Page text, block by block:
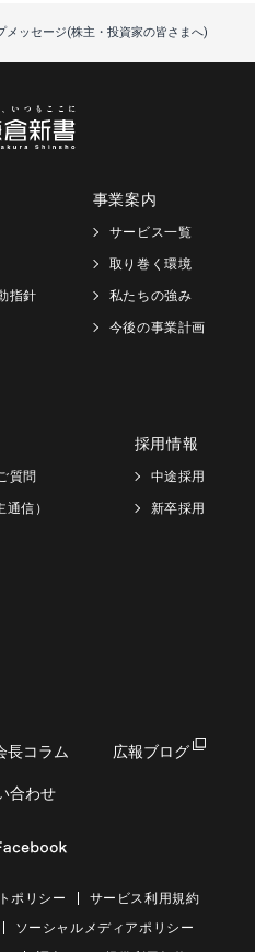
メッセージ(株主・投資家の皆さまへ)
指針
事業案内
サービス一覧
取り巻く環境
私たちの強み
今後の事業計画
質問
信）
採用情報
中途採用
新卒採用
長コラム 広報ブログ
合わせ
ポリシー
サービス利用規約
ソーシャルメディアポリシー